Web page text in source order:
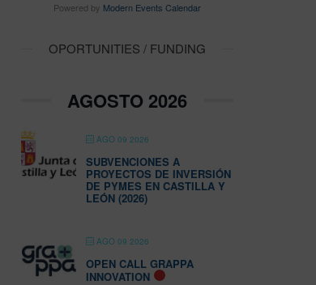
Powered by Modern Events Calendar
OPORTUNITIES / FUNDING
AGOSTO 2026
AGO 09 2026
SUBVENCIONES A
PROYECTOS DE INVERSIÓN
DE PYMES EN CASTILLA Y
LEÓN (2026)
AGO 09 2026
OPEN CALL GRAPPA
INNOVATION